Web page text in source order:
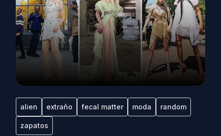
alien extraño fecal matter moda random
zapatos